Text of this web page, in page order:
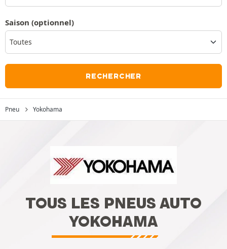
Saison (optionnel)
RECHERCHER
Pneu Yokohama
TOUS LES PNEUS AUTO
YOKOHAMA